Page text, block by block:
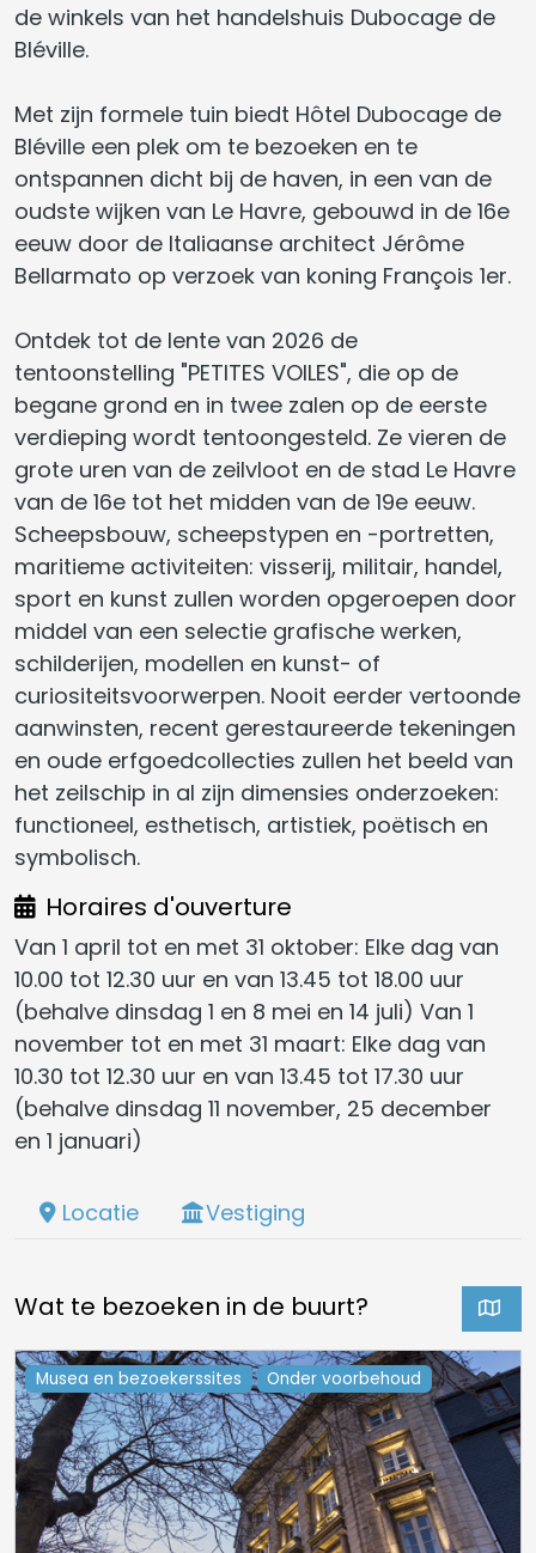
de winkels van het handelshuis Dubocage de
Bléville.
Met zijn formele tuin biedt Hôtel Dubocage de
Bléville een plek om te bezoeken en te
ontspannen dicht bij de haven, in een van de
oudste wijken van Le Havre, gebouwd in de 16e
eeuw door de Italiaanse architect Jérôme
Bellarmato op verzoek van koning François 1er.
Ontdek tot de lente van 2026 de
tentoonstelling "PETITES VOILES", die op de
begane grond en in twee zalen op de eerste
verdieping wordt tentoongesteld. Ze vieren de
grote uren van de zeilvloot en de stad Le Havre
van de 16e tot het midden van de 19e eeuw.
Scheepsbouw, scheepstypen en -portretten,
maritieme activiteiten: visserij, militair, handel,
sport en kunst zullen worden opgeroepen door
middel van een selectie grafische werken,
schilderijen, modellen en kunst- of
curiositeitsvoorwerpen. Nooit eerder vertoonde
aanwinsten, recent gerestaureerde tekeningen
en oude erfgoedcollecties zullen het beeld van
het zeilschip in al zijn dimensies onderzoeken:
functioneel, esthetisch, artistiek, poëtisch en
symbolisch.
Horaires d'ouverture
Van 1 april tot en met 31 oktober: Elke dag van
10.00 tot 12.30 uur en van 13.45 tot 18.00 uur
(behalve dinsdag 1 en 8 mei en 14 juli) Van 1
november tot en met 31 maart: Elke dag van
10.30 tot 12.30 uur en van 13.45 tot 17.30 uur
(behalve dinsdag 11 november, 25 december
en 1 januari)
Locatie Vestiging
Wat te bezoeken in de buurt?
Musea en bezoekerssites Onder voorbehoud